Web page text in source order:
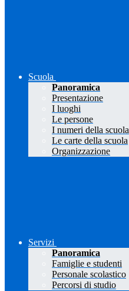
Scuola
Panoramica
Presentazione
I luoghi
Le persone
I numeri della scuola
Le carte della scuola
Organizzazione
Servizi
Panoramica
Famiglie e studenti
Personale scolastico
Percorsi di studio